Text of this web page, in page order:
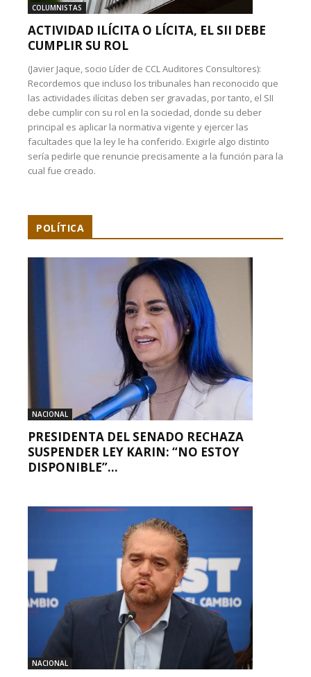
COLUMNISTAS
ACTIVIDAD ILÍCITA O LÍCITA, EL SII DEBE
CUMPLIR SU ROL
(Javier Jaque, socio Líder de CCL Auditores Consultores):
Recordemos que incluso los tribunales han reconocido que
las actividades ilícitas deben ser gravadas, por tanto, el SII
debe cumplir con su rol en la sociedad, donde su deber
principal es aplicar la normativa vigente y ejercer las
facultades que la ley le ha conferido. Exigirle algo distinto
sería pedirle que renuncie precisamente a la función para la
cual fue creado.
POLÍTICA
NACIONAL
PRESIDENTA DEL SENADO RECHAZA
SUSPENDER LEY KARIN: “NO ESTOY
DISPONIBLE”...
NACIONAL